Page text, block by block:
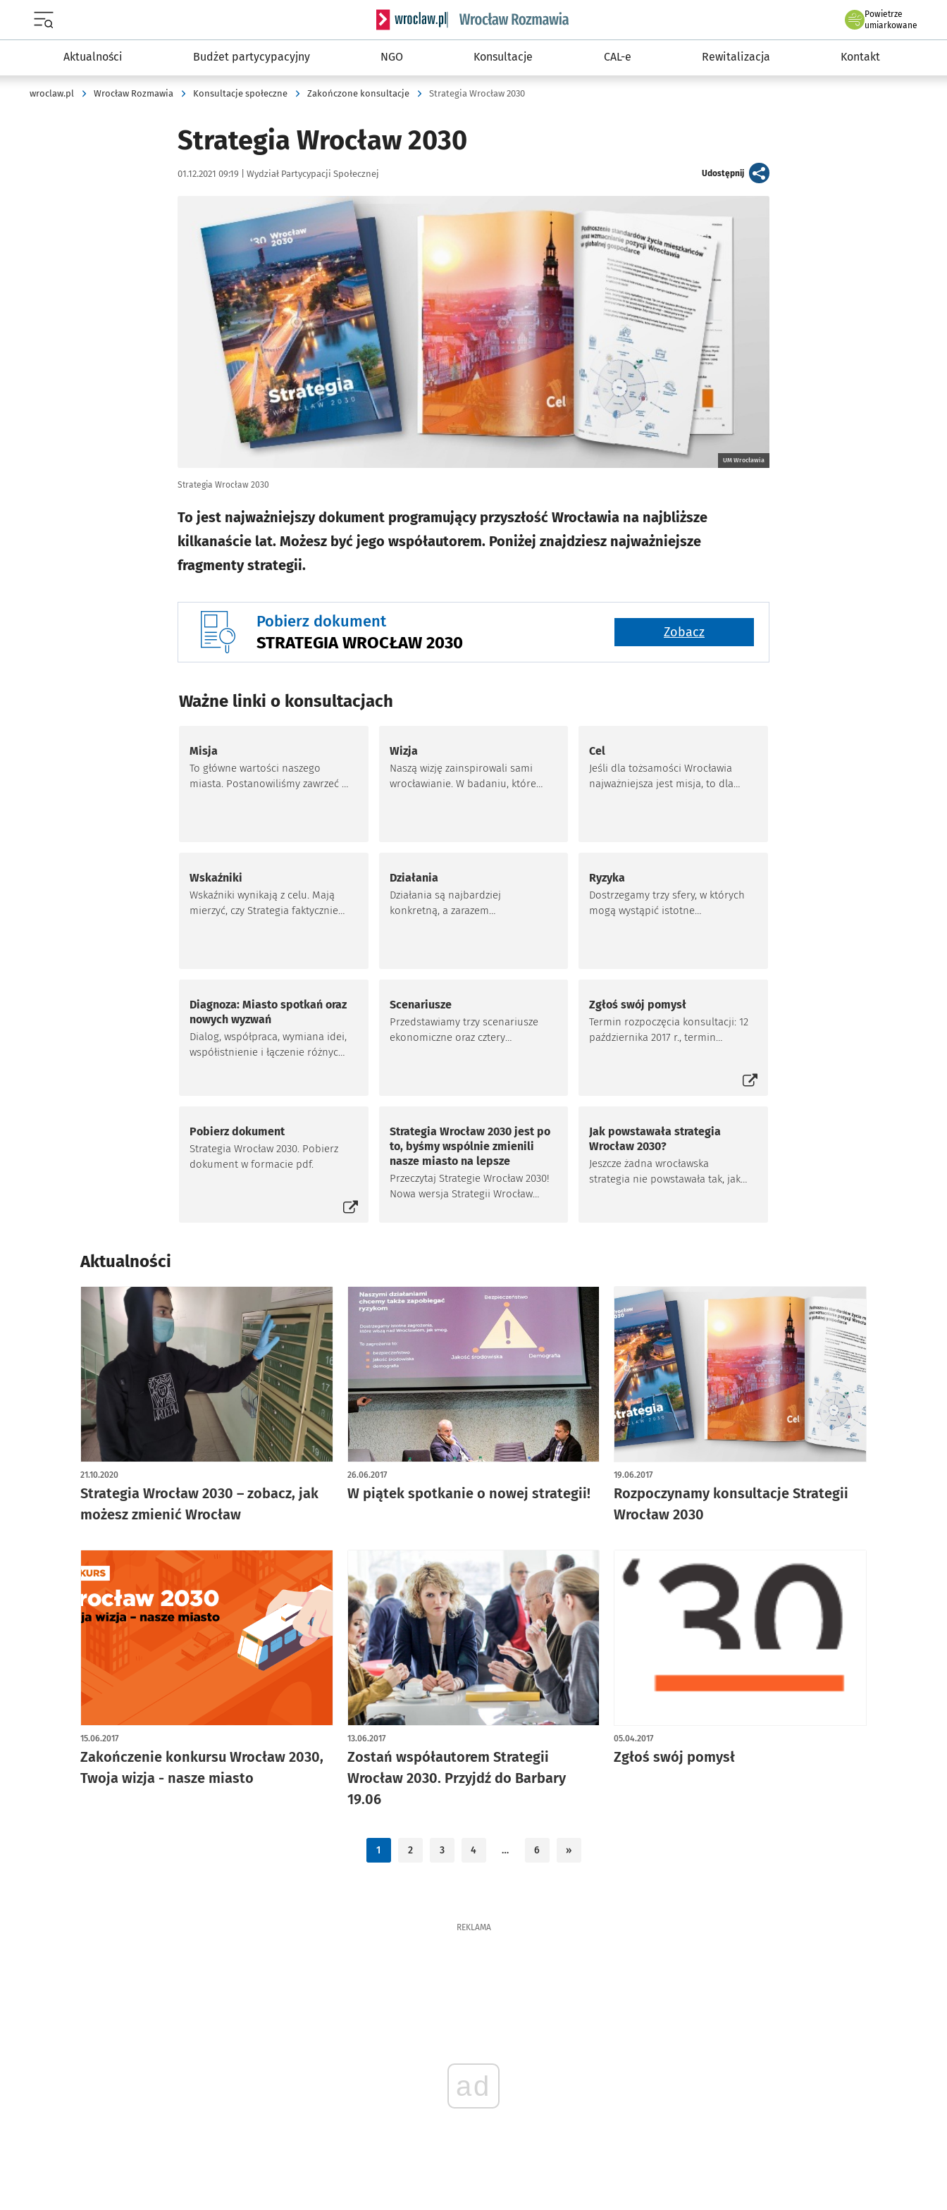
Serwis informacyjny wroclaw.pl podserwis: Rozmawia
Powietrze
we Wrocławiu
umiarkowane
Aktualności Budżet partycypacyjny NGO Konsultacje CAL-e Rewitalizacja Kontakt
wroclaw.pl Wrocław Rozmawia Konsultacje społeczne Zakończone konsultacje Strategia Wrocław 2030
Strategia Wrocław 2030
Data publikacji:
01.12.2021 09:19 | Autor:
Wydział Partycypacji Społecznej Udostępnijartykuł
UM Wrocławia
Strategia Wrocław 2030
To jest najważniejszy dokument programujący przyszłość Wrocławia na najbliższe
kilkanaście lat. Możesz być jego współautorem. Poniżej znajdziesz najważniejsze
fragmenty strategii.
Pobierz dokument
STRATEGIA WROCŁAW 2030
Zobacz
Ważne linki o konsultacjach
Misja
To główne wartości naszego
miasta. Postanowiliśmy zawrzeć je
Wizja
Naszą wizję zainspirowali sami
wrocławianie. W badaniu, które
Cel
Jeśli dla tożsamości Wrocławia
najważniejsza jest misja, to dla
Wskaźniki
Wskaźniki wynikają z celu. Mają
mierzyć, czy Strategia faktycznie
Działania
Działania są najbardziej
konkretną, a zarazem
Ryzyka
Dostrzegamy trzy sfery, w których
mogą wystąpić istotne
Diagnoza: Miasto spotkań oraz
nowych wyzwań
Dialog, współpraca, wymiana idei,
współistnienie i łączenie różnych
które jednoczy”). W praktyce
została ona jednak zrozumiana – i
wykorzystana – całkiem inaczej.
Scenariusze
Przedstawiamy trzy scenariusze
ekonomiczne oraz cztery
Zgłoś swój pomysł
Termin rozpoczęcia konsultacji: 12
października 2017 r., termin
Pobierz dokument
Strategia Wrocław 2030. Pobierz
dokument w formacie pdf.
Strategia Wrocław 2030 jest po
to, byśmy wspólnie zmienili
nasze miasto na lepsze
Przeczytaj Strategie Wrocław 2030!
Nowa wersja Strategii Wrocław
Jak powstawała strategia
Wrocław 2030?
Jeszcze żadna wrocławska
strategia nie powstawała tak, jak
Aktualności
Strategia Wrocław 2030 – zobacz, jak
możesz zmienić Wrocław
21.10.2020
W piątek spotkanie o nowej strategii!
26.06.2017
Rozpoczynamy konsultacje Strategii
Wrocław 2030
19.06.2017
Zakończenie konkursu Wrocław 2030,
Twoja wizja - nasze miasto
15.06.2017
Zostań współautorem Strategii
Wrocław 2030. Przyjdź do Barbary
19.06
13.06.2017
Zgłoś swój pomysł
05.04.2017
1 2 3 4 … 6 »
REKLAMA
ad